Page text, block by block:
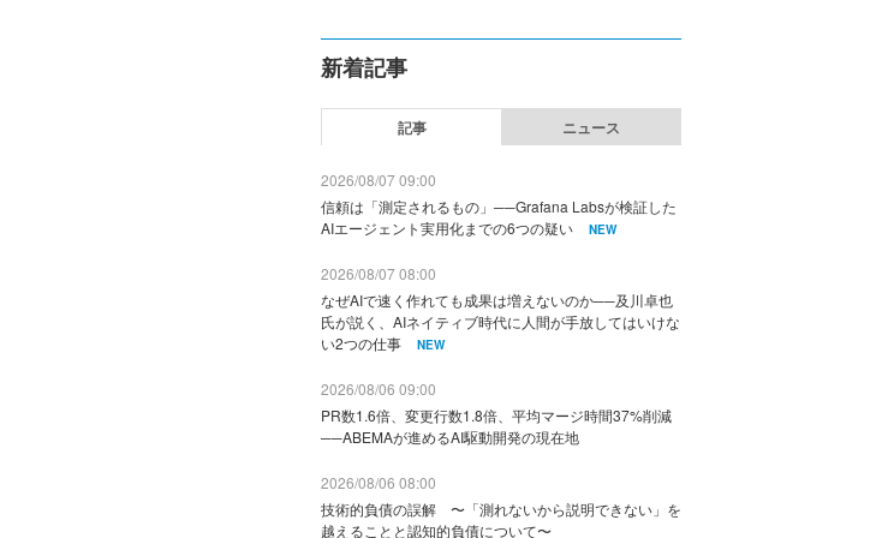
新着記事
記事 ニュース
2026/08/07 09:00
信頼は「測定されるもの」──Grafana Labsが検証した
AIエージェント実用化までの6つの疑い
NEW
2026/08/07 08:00
なぜAIで速く作れても成果は増えないのか──及川卓也
氏が説く、AIネイティブ時代に人間が手放してはいけな
い2つの仕事
NEW
2026/08/06 09:00
PR数1.6倍、変更行数1.8倍、平均マージ時間37%削減
──ABEMAが進めるAI駆動開発の現在地
2026/08/06 08:00
技術的負債の誤解 〜「測れないから説明できない」を
越えることと認知的負債について〜